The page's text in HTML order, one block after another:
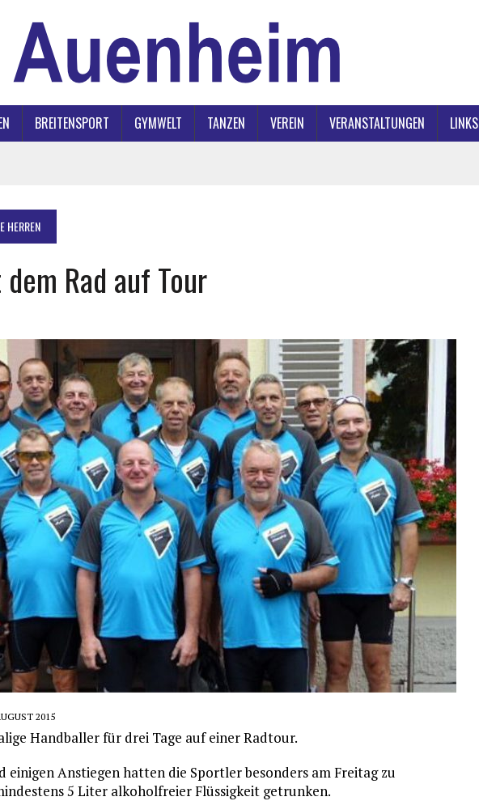
BREITENSPORT GYMWELT TANZEN VEREIN VERANSTALTUNGEN LINKS
HERREN
Rad auf Tour
2015
Handballer für drei Tage auf einer Radtour.
Anstiegen hatten die Sportler besonders am Freitag zu
5 Liter alkoholfreier Flüssigkeit getrunken.